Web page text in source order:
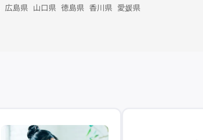
広島県 山口県 徳島県 香川県 愛媛県